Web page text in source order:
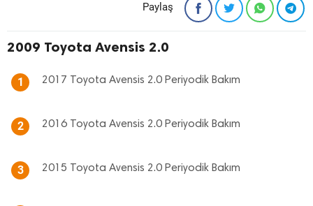
Paylaş
2009 Toyota Avensis 2.0
1 2017 Toyota Avensis 2.0 Periyodik Bakım
2 2016 Toyota Avensis 2.0 Periyodik Bakım
3 2015 Toyota Avensis 2.0 Periyodik Bakım